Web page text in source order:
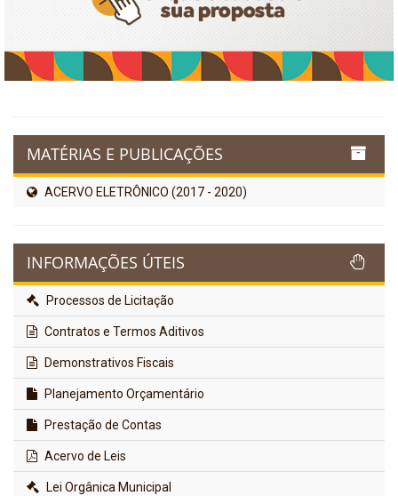
MATÉRIAS E PUBLICAÇÕES
ACERVO ELETRÔNICO (2017 - 2020)
INFORMAÇÕES ÚTEIS
Processos de Licitação
Contratos e Termos Aditivos
Demonstrativos Fiscais
Planejamento Orçamentário
Prestação de Contas
Acervo de Leis
Lei Orgânica Municipal